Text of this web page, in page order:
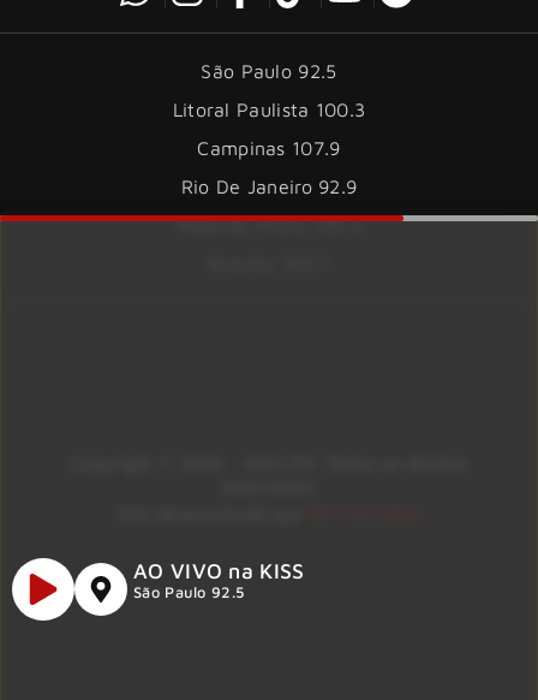
São Paulo 92.5
Litoral Paulista 100.3
Campinas 107.9
Rio De Janeiro 92.9
Ribeirão Preto 105.3
AO VIVO na KISS
São Paulo 92.5